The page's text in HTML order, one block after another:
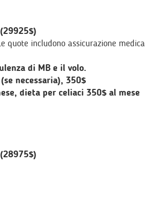
(29925$)
quote includono assicurazione medica
di MB e il volo.
necessaria), 350$
dieta per celiaci 350$ al mese
(28975$)